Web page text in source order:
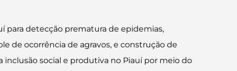
para detecção prematura de epidemias,
de ocorrência de agravos, e construção de
social e produtiva no Piauí por meio do